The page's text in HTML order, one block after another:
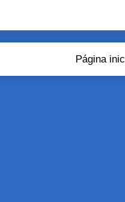
Página